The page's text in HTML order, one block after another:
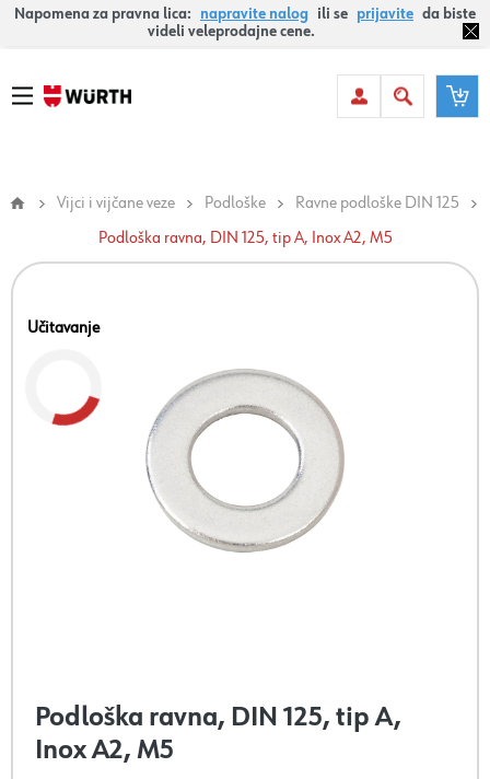
Napomena za pravna lica: napravite nalog ili se prijavite da biste
videli veleprodajne cene.
Vijci i vijčane veze Podloške
Ravne podloške DIN 125
Podloška ravna, DIN 125, tip A, Inox A2, M5
Učitavanje
Podloška ravna, DIN 125, tip A,
Inox A2, M5